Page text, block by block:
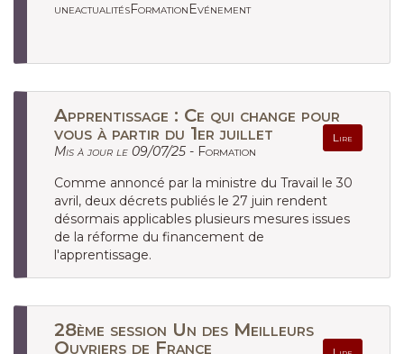
uneactualitésFormationEvénement
Apprentissage : Ce qui change pour
vous à partir du 1er juillet
Lire
Mis à jour le 09/07/25 - Formation
Comme annoncé par la ministre du Travail le 30
avril, deux décrets publiés le 27 juin rendent
désormais applicables plusieurs mesures issues
de la réforme du financement de
l'apprentissage.
28ème session Un des Meilleurs
Ouvriers de France